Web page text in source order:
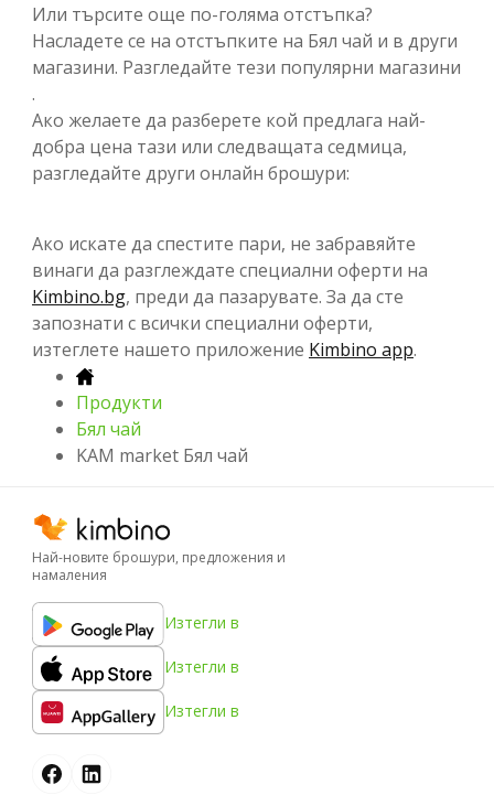
Или търсите още по-голяма отстъпка?
Насладете се на отстъпките на Бял чай и в други
магазини. Разгледайте тези популярни магазини
.
Ако желаете да разберете кой предлага най-
добра цена тази или следващата седмица,
разгледайте други онлайн брошури:
Ако искате да спестите пари, не забравяйте
винаги да разглеждате специални оферти на
Kimbino.bg, преди да пазарувате. За да сте
запознати с всички специални оферти,
изтеглете нашето приложение Kimbino app.
Продукти
Бял чай
KAM market Бял чай
Най-новите брошури, предложения и
намаления
Изтегли в
Изтегли в
Изтегли в